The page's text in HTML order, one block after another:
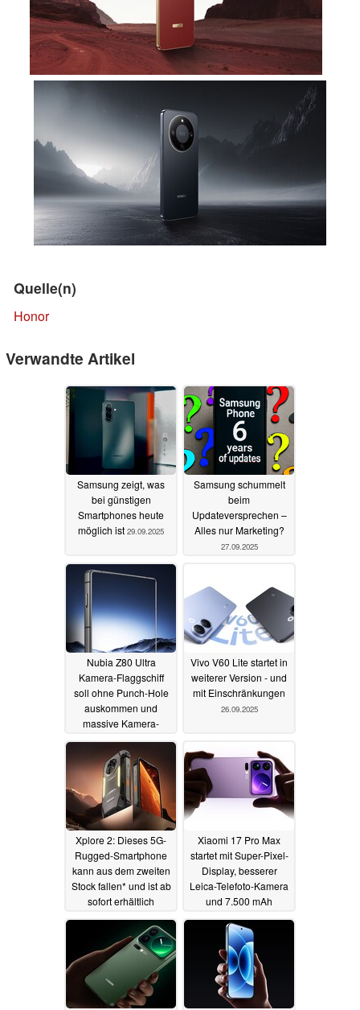
Quelle(n)
Honor
Verwandte Artikel
Samsung zeigt, was
bei günstigen
Smartphones heute
möglich ist 29.09.2025
Samsung schummelt
beim
Updateversprechen –
Alles nur Marketing?
27.09.2025
Nubia Z80 Ultra
Kamera-Flaggschiff
soll ohne Punch-Hole
auskommen und
massive Kamera-
26.09.2025
Vivo V60 Lite startet in
weiterer Version - und
mit Einschränkungen
26.09.2025
Xplore 2: Dieses 5G-
Rugged-Smartphone
kann aus dem zweiten
Stock fallen* und ist ab
sofort erhältlich
25.09.2025
Xiaomi 17 Pro Max
startet mit Super-Pixel-
Display, besserer
Leica-Telefoto-Kamera
und 7.500 mAh
25.09.2025